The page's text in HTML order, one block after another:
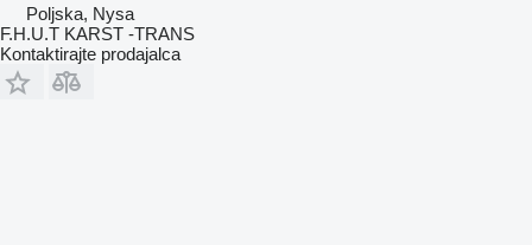
Poljska, Nysa
F.H.U.T KARST -TRANS
Kontaktirajte prodajalca